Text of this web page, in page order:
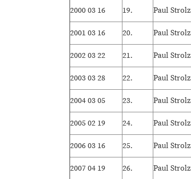
2000 03 16 19. Paul Strolz
2001 03 16 20. Paul Strolz
2002 03 22 21. Paul Strolz
2003 03 28 22. Paul Strolz
2004 03 05 23. Paul Strolz
2005 02 19 24. Paul Strolz
2006 03 16 25. Paul Strolz
2007 04 19 26. Paul Strolz